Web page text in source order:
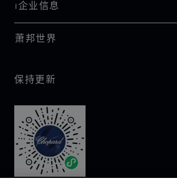
I企业信息
萧邦世界
保持更新